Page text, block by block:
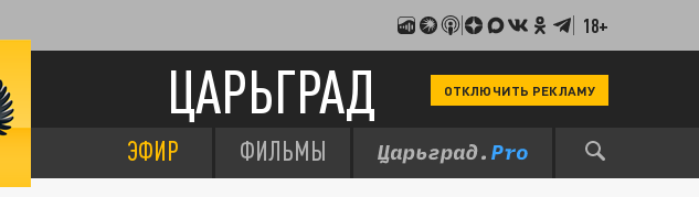
18+
ЦАРЬГРАД ОТКЛЮЧИТЬ РЕКЛАМУ
ЭФИР ФИЛЬМЫ